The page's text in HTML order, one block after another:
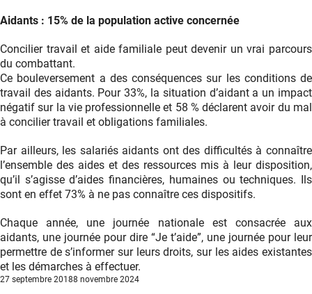
Aidants : 15% de la population active concernée
Concilier travail et aide familiale peut devenir un vrai parcours
du combattant.
Ce bouleversement a des conséquences sur les conditions de
travail des aidants. Pour 33%, la situation d’aidant a un impact
négatif sur la vie professionnelle et 58 % déclarent avoir du mal
à concilier travail et obligations familiales.
Par ailleurs, les salariés aidants ont des difficultés à connaître
l’ensemble des aides et des ressources mis à leur disposition,
qu’il s’agisse d’aides financières, humaines ou techniques. Ils
sont en effet 73% à ne pas connaître ces dispositifs.
Chaque année, une journée nationale est consacrée aux
aidants, une journée pour dire “Je t’aide”, une journée pour leur
permettre de s’informer sur leurs droits, sur les aides existantes
et les démarches à effectuer.
Posted
27 septembre 20188 novembre 2024